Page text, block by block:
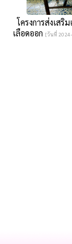
โครงการส่งเสริ
เลือดออก [วันที่